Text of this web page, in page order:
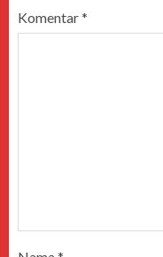
Komentar*